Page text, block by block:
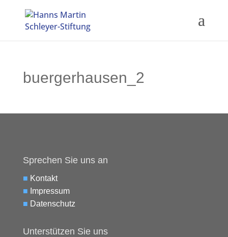
buergerhausen_2
Sprechen Sie uns an
■ Kontakt
■ Impressum
■ Datenschutz
Unterstützen Sie uns